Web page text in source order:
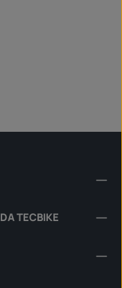
TECBIKE